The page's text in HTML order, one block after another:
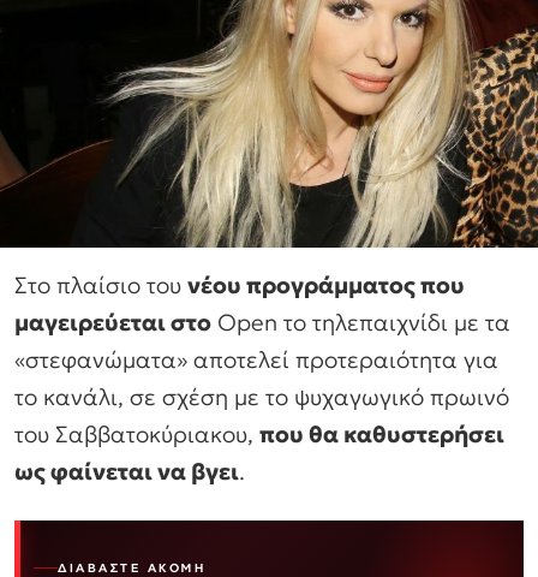
Στο πλαίσιο του νέου προγράμματος που
μαγειρεύεται στο Open το τηλεπαιχνίδι με τα
«στεφανώματα» αποτελεί προτεραιότητα για
το κανάλι, σε σχέση με το ψυχαγωγικό πρωινό
του Σαββατοκύριακου, που θα καθυστερήσει
ως φαίνεται να βγει.
ΔΙΑΒΆΣΤΕ ΑΚΌΜΗ